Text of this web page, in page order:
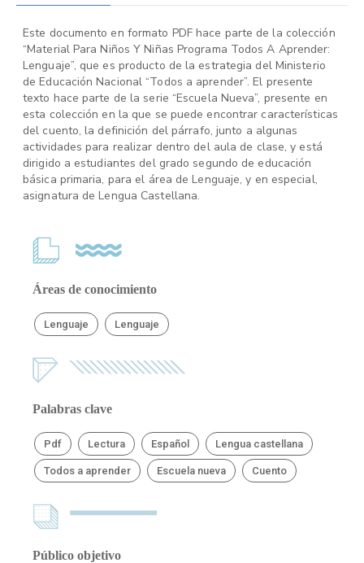
Este documento en formato PDF hace parte de la colección
“Material Para Niños Y Niñas Programa Todos A Aprender:
Lenguaje”, que es producto de la estrategia del Ministerio
de Educación Nacional “Todos a aprender”. El presente
texto hace parte de la serie “Escuela Nueva”, presente en
esta colección en la que se puede encontrar características
del cuento, la definición del párrafo, junto a algunas
actividades para realizar dentro del aula de clase, y está
dirigido a estudiantes del grado segundo de educación
básica primaria, para el área de Lenguaje, y en especial,
asignatura de Lengua Castellana.
Áreas de conocimiento
Lenguaje Lenguaje
Palabras clave
Pdf Lectura Español Lengua castellana
Todos a aprender Escuela nueva Cuento
Público objetivo